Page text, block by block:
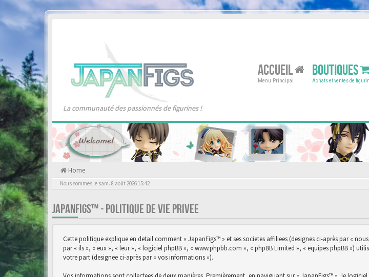
La communauté des passionnés de figurines !
ACCUEIL
Menu Principal
BOUTIQUES
Achats et ventes de
Home
Nous sommes le sam. 8 août 2026 15:42
JAPANFIGS™ - POLITIQUE DE VIE PRIVEE
Cette politique explique en detail comment « JapanFigs™ » et ses societes affiliees (designes ci-après par «
par « ils », « eux », « leur », « logiciel phpBB », « www.phpbb.com », « phpBB Limited », « equipes phpBB »)
votre part (designee ci-après par « vos informations »).